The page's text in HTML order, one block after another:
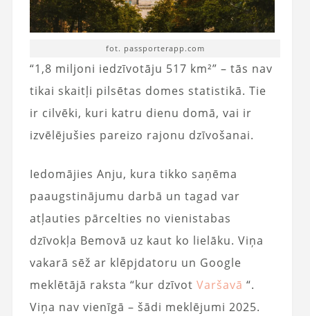
fot. passporterapp.com
“1,8 miljoni iedzīvotāju 517 km²” – tās nav
tikai skaitļi pilsētas domes statistikā. Tie
ir cilvēki, kuri katru dienu domā, vai ir
izvēlējušies pareizo rajonu dzīvošanai.
Iedomājies Anju, kura tikko saņēma
paaugstinājumu darbā un tagad var
atļauties pārcelties no vienistabas
dzīvokļa Bemovā uz kaut ko lielāku. Viņa
vakarā sēž ar klēpjdatoru un Google
meklētājā raksta “kur dzīvot Varšavā “.
Viņa nav vienīgā – šādi meklējumi 2025.